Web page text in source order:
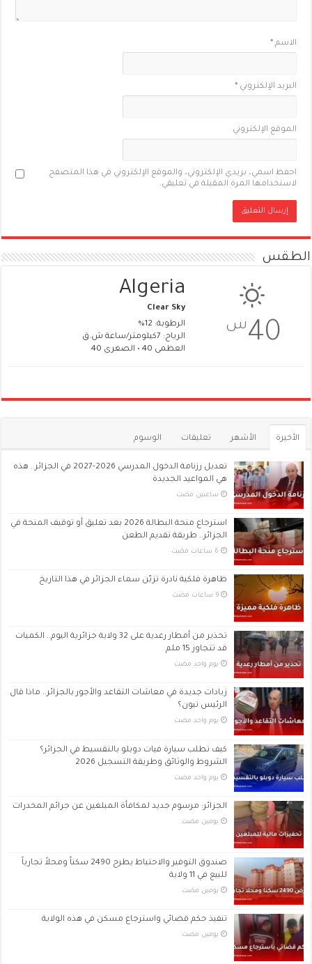
الاسم*
البريد الإلكتروني*
الموقع الإلكتروني
احفظ اسمي، بريدي الإلكتروني، والموقع الإلكتروني في هذا المتصفح
لاستخدامها المرة المقبلة في تعليقي.
الطقس
40س
Algeria
Clear Sky
الرطوبة: 12%
الرياح: 7كيلومتر/ساعة ش.ق
العظمى 40 • الصغرى 40
الأخيرة الأشهر تعليقات الوسوم
تعديل رزنامة الدخول المدرسي 2026-2027 في الجزائر.. هذه
هي المواعيد الجديدة
‏ساعتين مضت
استرجاع منحة البطالة 2026 بعد تعليق أو توقيف المنحة في
الجزائر.. طريقة تقديم الطعن
ظاهرة فلكية نادرة تزيّن سماء الجزائر في هذا التاريخ
‏9 ساعات مضت
تحذير من أمطار رعدية على 32 ولاية جزائرية اليوم.. الكميات
قد تتجاوز 15 ملم
‏يوم واحد مضت
زيادات جديدة في معاشات التقاعد والأجور بالجزائر.. ماذا قال
الرئيس تبون؟
‏يوم واحد مضت
كيف تطلب سيارة فيات دوبلو بالتقسيط في الجزائر؟
الشروط والوثائق وطريقة التسجيل 2026
‏يوم واحد مضت
الجزائر: مرسوم جديد لمكافأة المبلغين عن جرائم المخدرات
‏يومين مضت
صندوق التوفير والاحتياط يطرح 2490 سكناً ومحلاً تجارياً
للبيع في 11 ولاية
‏يومين مضت
تنفيذ حكم قضائي واسترجاع مسكن في هذه الولاية
‏يومين مضت